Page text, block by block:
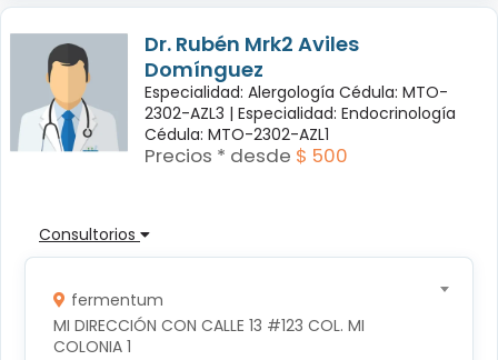
Dr. Rubén Mrk2 Aviles
Domínguez
Especialidad: Alergología Cédula: MTO-
2302-AZL3 | Especialidad: Endocrinología
Cédula: MTO-2302-AZL1
Precios * desde $ 500
Consultorios
fermentum
MI DIRECCIÓN CON CALLE 13 #123 COL. MI
COLONIA 1